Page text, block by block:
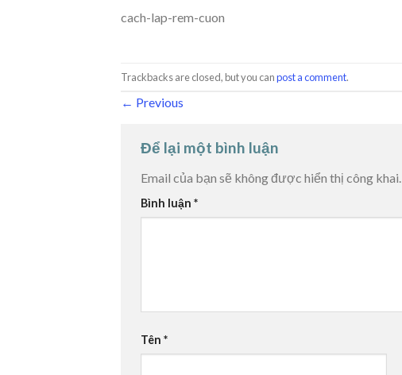
cach-lap-rem-cuon
Trackbacks are closed, but you canpost a comment.
← Previous
Để lại một bình luận
Email của bạn sẽ không được hiển thị công khai.
Bình luận *
Tên *